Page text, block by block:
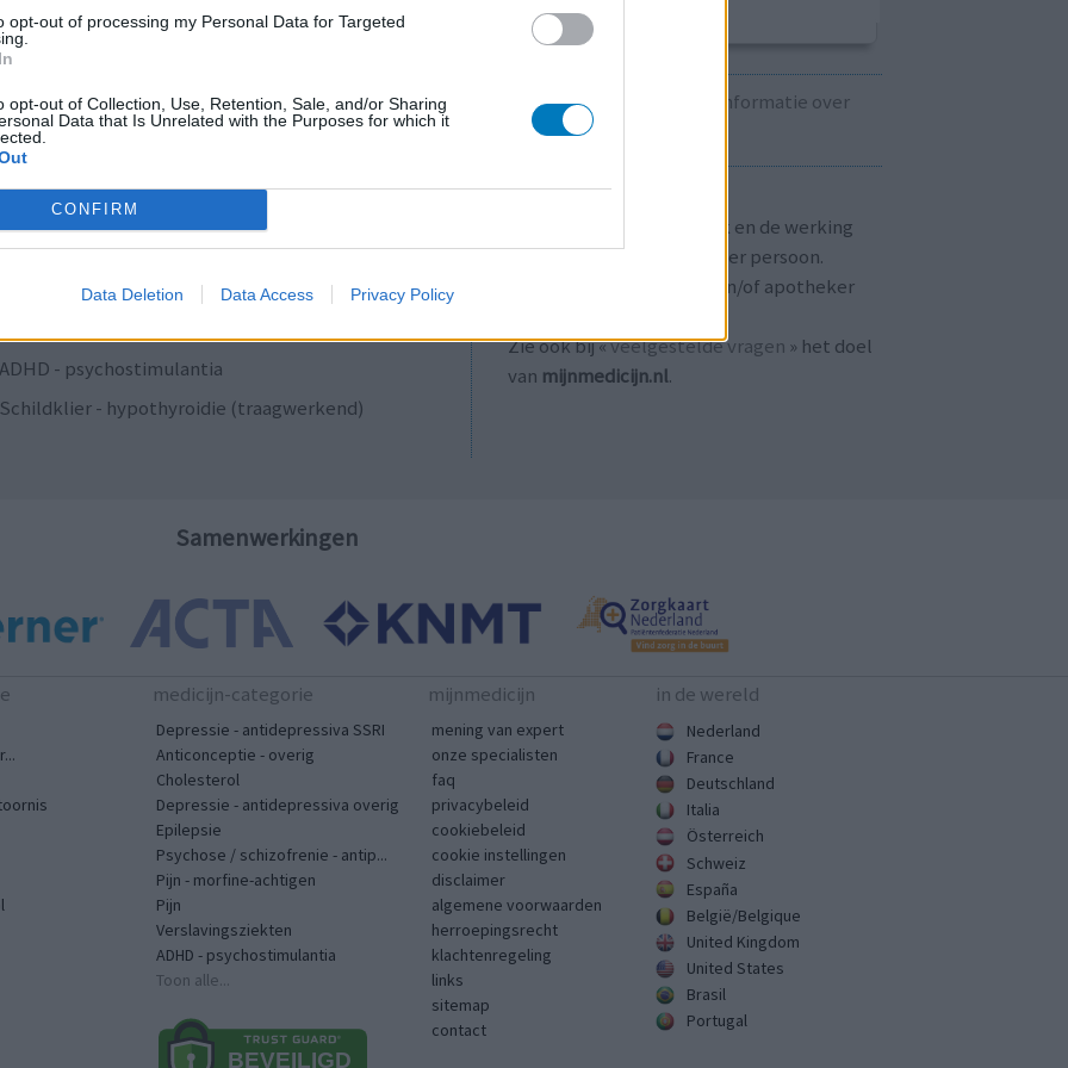
opt-out of processing my Personal Data for Targeted
opt-out of Collection, Use, Retention, Sale, and/or Sharing
Data that Is Unrelated with the Purposes for which it
CONFIRM
Data Deletion Data Access Privacy Policy
Antibiotica - penicillines breedspectrum
Verslavingsziekten
Diabetes (suikerziekte) - orale middelen
Anticonceptie - overig
Depressie - antidepressiva SSRI
ADHD - psychostimulantia
Bloeddruk - calciumantagonisten
Antibiotica - penicillines breedspectrum
ADHD - psychostimulantia
Schildklier - hypothyroidie (traagwerkend)
Kijk hier voor informatie over
LET OP!
Ervaringen zijn persoonlijk en de werking
van medicijnen verschilt per persoon.
Raadpleeg altijd uw arts en/of apotheker
Zie ook bij «veelgestelde vragen » het doel
van mijnmedicijn.nl.
Samenwerkingen
medicijn-categorie
Depressie - antidepressiva SSRI
Anticonceptie - overig
Cholesterol
Depressie - antidepressiva overig
Epilepsie
Psychose / schizofrenie - antip...
Pijn - morfine-achtigen
Pijn
Verslavingsziekten
ADHD - psychostimulantia
Toon alle...
mijnmedicijn
mening van expert
onze specialisten
faq
privacybeleid
cookiebeleid
cookie instellingen
disclaimer
algemene voorwaarden
herroepingsrecht
klachtenregeling
links
sitemap
contact
in de wereld
Nederland
France
Deutschland
Italia
Österreich
Schweiz
España
België/Belgique
United Kingdom
United States
Brasil
Portugal